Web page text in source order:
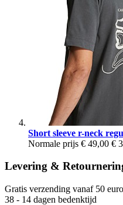
Short sleeve r-neck
Normale prijs € 49,00 €
Levering &
Gratis verzending vanaf 50
38 - 14 dagen bedenktijd